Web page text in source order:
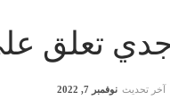
تعلق
آخر تحديث نوفمبر 7, 2022